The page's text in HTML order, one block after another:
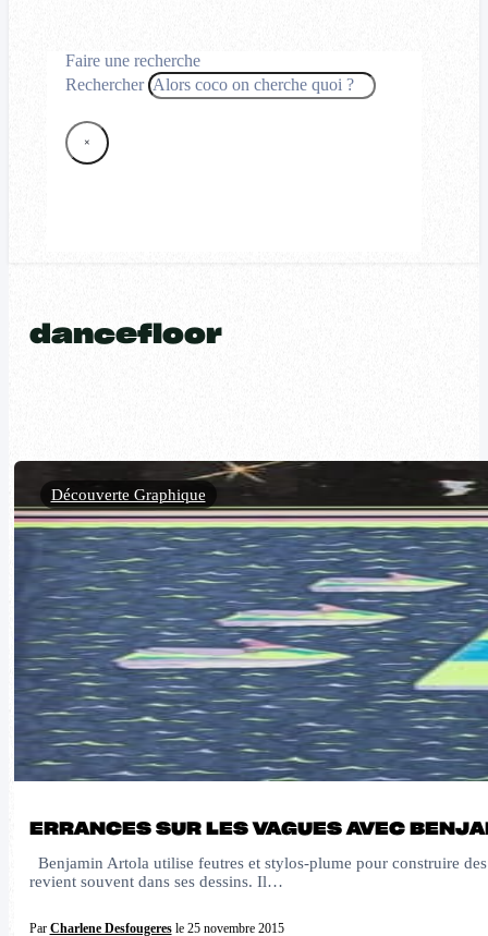
Faire une recherche
Rechercher
×
dancefloor
ERRANCES SUR LES VAGUES AVEC
Benjamin Artola utilise feutres et stylos-plume pour construire
revient souvent dans ses dessins. Il…
Par Charlene Desfougeresle 25 novembre 2015
Découverte Graphique